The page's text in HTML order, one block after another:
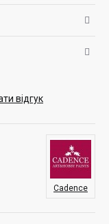
висихає та
Фарба
картоном,
ужиткового
відгук
Cadence